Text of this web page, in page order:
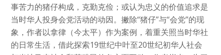
事苦力的猪仔构成，克勤克俭；或认为忠义的价值追求是
当时华人投身会党活动的动因。撇除“猪仔”与“会党”的现
象，作者以拿律（今太平）作为案例，着重关照当时华社
的日常生活，借此探索19世纪中叶至20世纪初华人社会